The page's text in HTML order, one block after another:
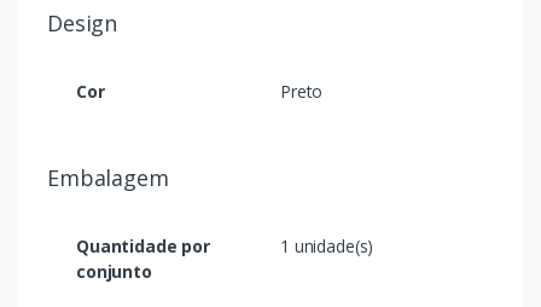
Design
Cor Preto
Embalagem
Quantidade por
conjunto
1 unidade(s)